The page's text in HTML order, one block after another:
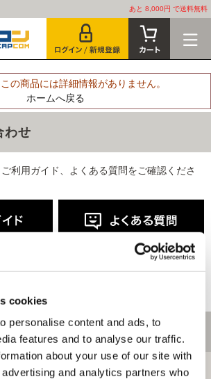
cookies
personalise content and ads, to
features and to analyse our traffic.
about your use of our site with
and analytics partners who
あと 8,000円 で送料無料
の商品には詳細情報がありません。
ホームへ戻る
わせ
利用ガイド、よくある質問をご確認くださ